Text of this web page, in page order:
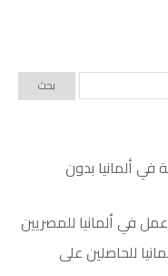
في ألمانيا بدون
في ألمانيا للمصريين
للحاصلين على